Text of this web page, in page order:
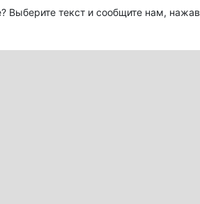
Выберите текст и сообщите нам, нажав